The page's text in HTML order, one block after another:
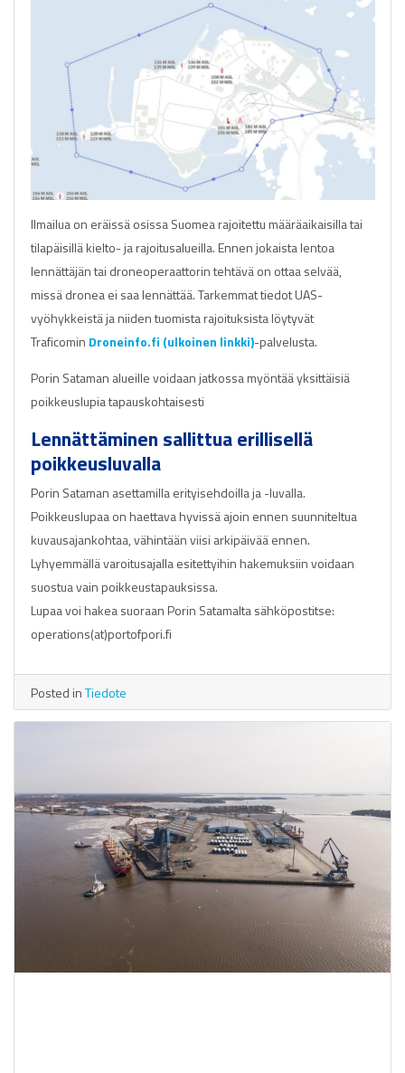
Ilmailua on eräissä osissa Suomea rajoitettu määräaikaisilla tai
tilapäisillä kielto- ja rajoitusalueilla. Ennen jokaista lentoa
lennättäjän tai droneoperaattorin tehtävä on ottaa selvää,
missä dronea ei saa lennättää. Tarkemmat tiedot UAS-
vyöhykkeistä ja niiden tuomista rajoituksista löytyvät
Traficomin Droneinfo.fi (ulkoinen linkki)-palvelusta.
Porin Sataman alueille voidaan jatkossa myöntää yksittäisiä
poikkeuslupia tapauskohtaisesti
Lennättäminen sallittua erillisellä
poikkeusluvalla
Porin Sataman asettamilla erityisehdoilla ja -luvalla.
Poikkeuslupaa on haettava hyvissä ajoin ennen suunniteltua
kuvausajankohtaa, vähintään viisi arkipäivää ennen.
Lyhyemmällä varoitusajalla esitettyihin hakemuksiin voidaan
suostua vain poikkeustapauksissa.
Lupaa voi hakea suoraan Porin Satamalta sähköpostitse:
operations(at)portofpori.fi
Posted inTiedote